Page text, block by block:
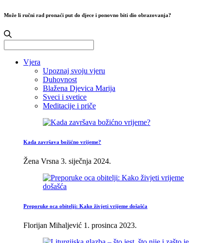
Može li ručni rad pronaći put do djece i ponovno biti dio obrazovanja?
for:
Vjera
Upoznaj svoju vjeru
Duhovnost
Blažena Djevica Marija
Sveci i svetice
Meditacije i priče
Kada završava božićno vrijeme?
Žena Vrsna 3. siječnja 2024.
Preporuke oca obitelji: Kako živjeti vrijeme došašća
Florijan Mihaljević 1. prosinca 2023.